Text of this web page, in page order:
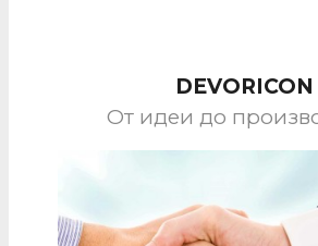
DEVORICON
От идеи до